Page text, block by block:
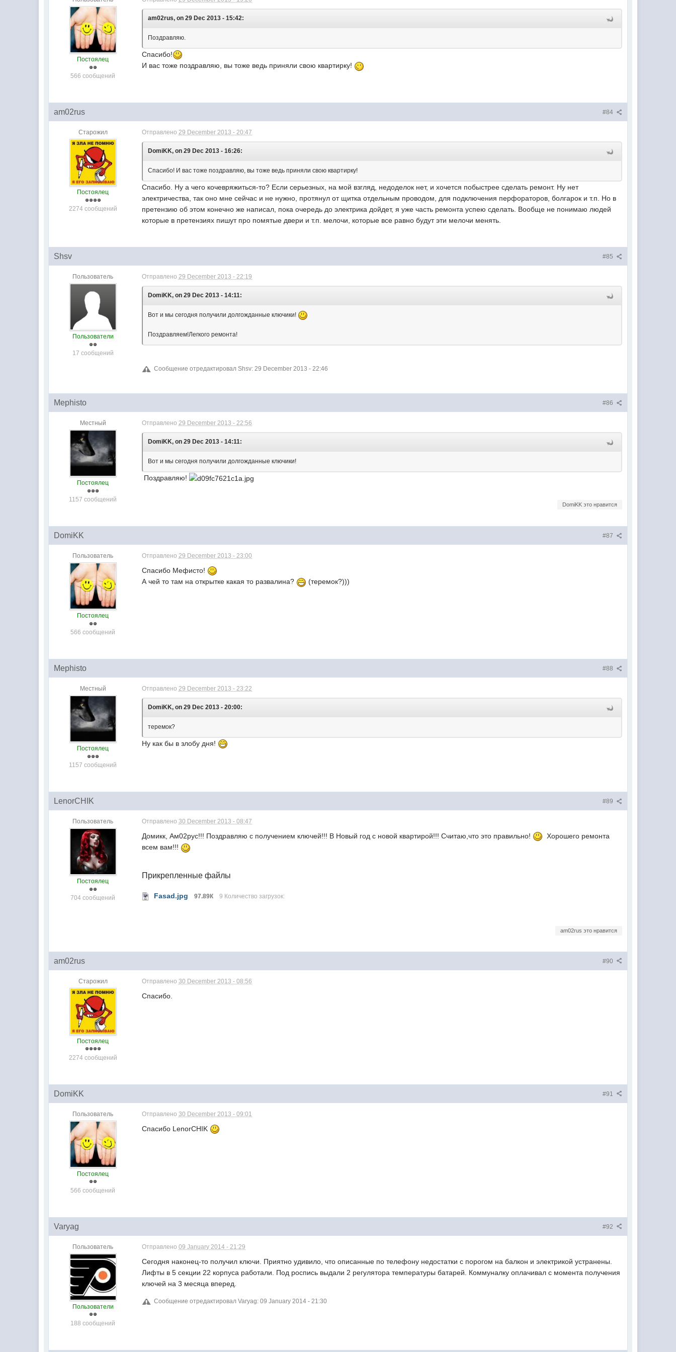
Постоялец
566 сообщений
am02rus, on 29 Dec 2013 - 15:42:
Поздравляю.
Спасибо!
И вас тоже поздравляю, вы тоже ведь приняли свою квартирку!
#84
am02rus
Старожил
Постоялец
2274 сообщений
Отправлено29 December 2013 - 20:47
DomiKK, on 29 Dec 2013 - 16:26:
Спасибо! И вас тоже поздравляю, вы тоже ведь приняли свою квартирку!
Спасибо. Ну а чего кочевряжиться-то? Если серьезных, на мой взгляд, недоделок нет, и хочется побыстрее сделать ремонт. Ну нет
электричества, так оно мне сейчас и не нужно, протянул от щитка отдельным проводом, для подключения перфораторов, болгарок и т.п. Но в
претензию об этом конечно же написал, пока очередь до электрика дойдет, я уже часть ремонта успею сделать. Вообще не понимаю людей
которые в претензиях пишут про помятые двери и т.п. мелочи, которые все равно будут эти мелочи менять.
#85
Shsv
Пользователь
Пользователи
17 сообщений
Отправлено29 December 2013 - 22:19
DomiKK, on 29 Dec 2013 - 14:11:
Вот и мы сегодня получили долгожданные ключики!
Поздравляем!Легкого ремонта!
Сообщение отредактировал Shsv: 29 December 2013 - 22:46
#86
Mephisto
Местный
Постоялец
1157 сообщений
Отправлено29 December 2013 - 22:56
DomiKK, on 29 Dec 2013 - 14:11:
Вот и мы сегодня получили долгожданные ключики!
Поздравляю!
DomiKK это нравится
#87
DomiKK
Пользователь
Постоялец
566 сообщений
Отправлено29 December 2013 - 23:00
Спасибо Мефисто!
А чей то там на открытке какая то развалина?
(теремок?)))
#88
Mephisto
Местный
Постоялец
1157 сообщений
Отправлено29 December 2013 - 23:22
DomiKK, on 29 Dec 2013 - 20:00:
теремок?
Ну как бы в злобу дня!
#89
LenorCHIK
Пользователь
Постоялец
704 сообщений
Отправлено30 December 2013 - 08:47
Домикк, Ам02рус!!! Поздравляю с получением ключей!!! В Новый год с новой квартирой!!! Считаю,что это правильно!
Хорошего ремонта
всем вам!!!
Прикрепленные файлы
Fasad.jpg 97.89К 9 Количество загрузок:
am02rus это нравится
#90
am02rus
Старожил
Постоялец
2274 сообщений
Отправлено30 December 2013 - 08:56
Спасибо.
#91
DomiKK
Пользователь
Постоялец
566 сообщений
Отправлено30 December 2013 - 09:01
Спасибо LenorCHIK
#92
Varyag
Пользователь
Пользователи
188 сообщений
Отправлено09 January 2014 - 21:29
Сегодня наконец-то получил ключи. Приятно удивило, что описанные по телефону недостатки с порогом на балкон и электрикой устранены.
Лифты в 5 секции 22 корпуса работали. Под роспись выдали 2 регулятора температуры батарей. Коммуналку оплачивал с момента получения
ключей на 3 месяца вперед.
Сообщение отредактировал Varyag: 09 January 2014 - 21:30